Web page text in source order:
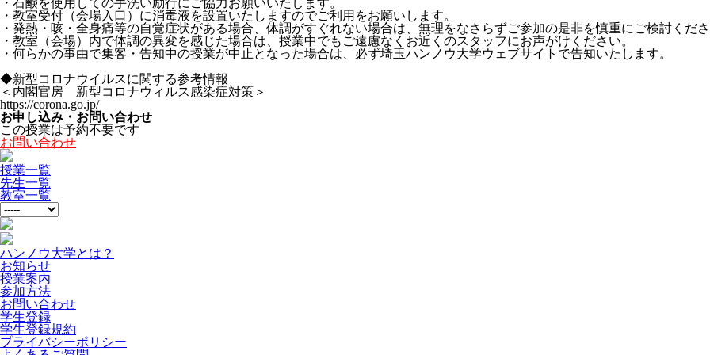
・石鹸を使用しての手洗い励行にご協力お願いいたします。
・教室受付（会場入口）に消毒液を設置いたしますのでご利用をお願いします。
・発熱・咳・全身痛等の自覚症状がある場合、体調がすぐれない場合は、無理をなさらずご参加の是非を慎重にご検討くだ
・教室（会場）内で体調の異変を感じた場合は、授業中でもご遠慮なくお近くのスタッフにお声がけください。
・何らかの事由で集客・告知中の授業が中止となった場合は、必ず埼玉ハンノウ大学ウェブサイトで告知いたします。
◆新型コロナウイルスに関する参考情報
＜内閣官房 新型コロナウィルス感染症対策＞
https://corona.go.jp/
お申し込み・お問い合わせ
この授業は予約不要です
お問い合わせ
授業一覧
先生一覧
教室一覧
ハンノウ大学とは？
お知らせ
授業案内
参加方法
お問い合わせ
学生登録
学生登録規約
プライバシーポリシー